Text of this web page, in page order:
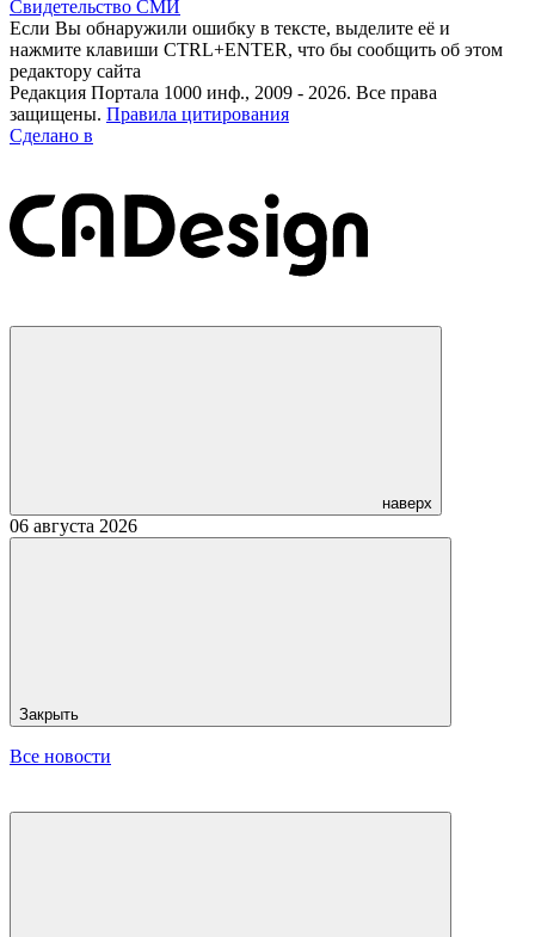
Свидетельство СМИ
Если Вы обнаружили ошибку в тексте, выделите её и
нажмите клавиши CTRL+ENTER, что бы сообщить об этом
редактору сайта
Редакция Портала 1000 инф., 2009 - 2026. Все права
защищены. Правила цитирования
Сделано в
наверх
06 августа 2026
Закрыть
Все новости